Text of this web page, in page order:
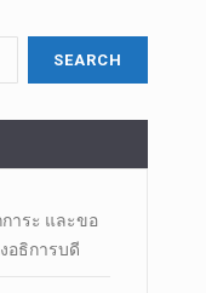
าระ และขอ
อธิการบดี